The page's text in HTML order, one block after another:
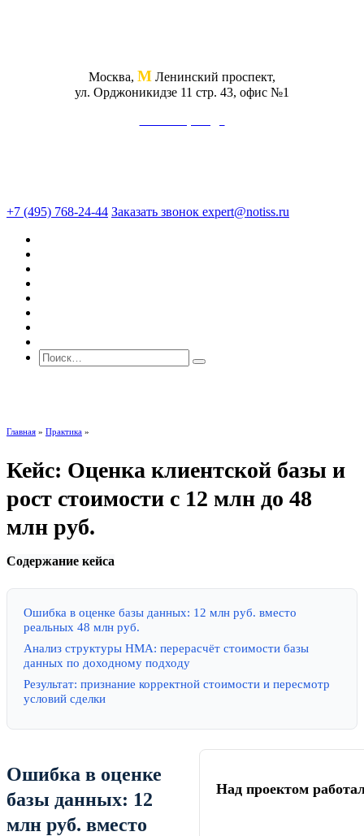
Москва, М Ленинский проспект,
ул. Орджоникидзе 11 стр. 43, офис №1
+7 (495) 768-24-44 Заказать звонок expert@notiss.ru
Поиск по сайту
Главная » Практика »
Кейс: Оценка клиентской базы и
рост стоимости с 12 млн до 48
млн руб.
Содержание кейса
Ошибка в оценке базы данных: 12 млн руб. вместо
реальных 48 млн руб.
Анализ структуры НМА: перерасчёт стоимости базы
данных по доходному подходу
Результат: признание корректной стоимости и пересмотр
условий сделки
Ошибка в оценке
базы данных: 12
млн руб. вместо
Над проектом